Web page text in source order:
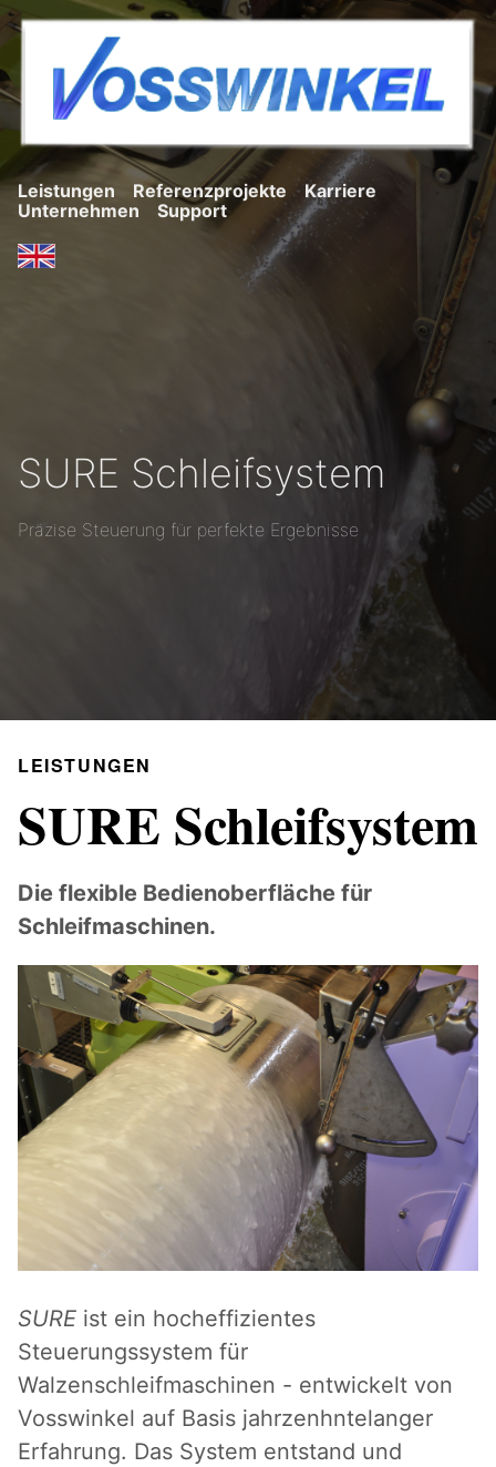
Leistungen Referenzprojekte
Karriere
Unternehmen
Support
SURE Schleifsystem
Präzise Steuerung für perfekte Ergebnisse
LEISTUNGEN
SURE Schleifsystem
Die flexible Bedienoberfläche für
Schleifmaschinen.
SURE ist ein hocheffizientes
Steuerungssystem für
Walzenschleifmaschinen - entwickelt von
Vosswinkel auf Basis jahrzenhntelanger
Erfahrung. Das System entstand und